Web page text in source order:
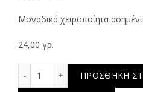
Μοναδικά χειροποίητα
24,00 γρ.
ΠΡΟΣΘΉΚΗ